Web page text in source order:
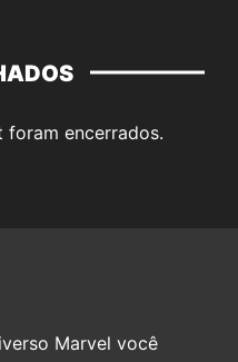
foram encerrados.
Marvel você